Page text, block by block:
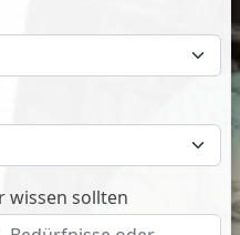
wissen sollten